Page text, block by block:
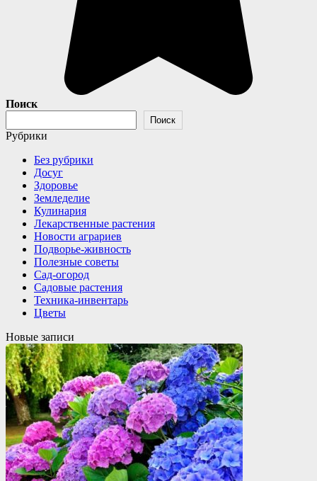
Поиск
Поиск
Рубрики
Без рубрики
Досуг
Здоровье
Земледелие
Кулинария
Лекарственные растения
Новости аграриев
Подворье-живность
Полезные советы
Сад-огород
Садовые растения
Техника-инвентарь
Цветы
Новые записи